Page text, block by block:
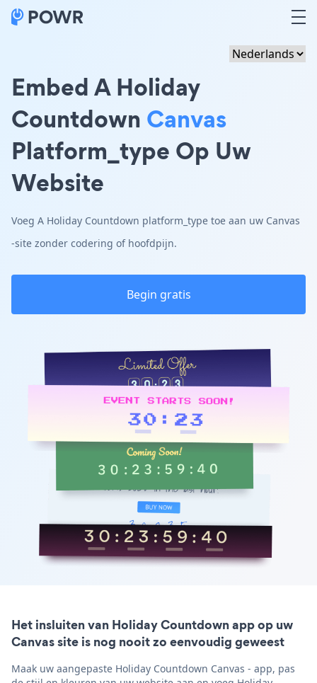
Embed A Holiday
Countdown Canvas
Platform_type Op Uw
Website
Voeg A Holiday Countdown platform_type toe aan uw Canvas
-site zonder codering of hoofdpijn.
Begin gratis
Het insluiten van Holiday Countdown app op uw
Canvas site is nog nooit zo eenvoudig geweest
Maak uw aangepaste Holiday Countdown Canvas - app, pas